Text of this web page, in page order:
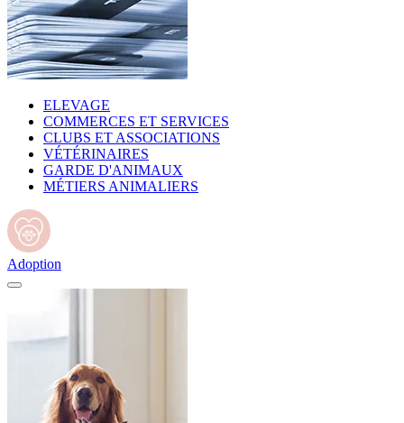
ELEVAGE
COMMERCES ET SERVICES
CLUBS ET ASSOCIATIONS
VÉTÉRINAIRES
GARDE D'ANIMAUX
MÉTIERS ANIMALIERS
Adoption